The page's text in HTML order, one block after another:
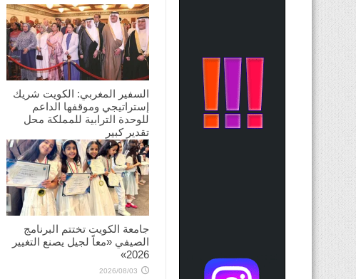
السفير المغربي: الكويت شريك
إستراتيجي وموقفها الداعم
للوحدة الترابية للمملكة محل
تقدير كبير
2026/08/03
جامعة الكويت تختتم البرنامج
الصيفي «معاً لجيل يصنع التغيير
2026»
2026/08/03